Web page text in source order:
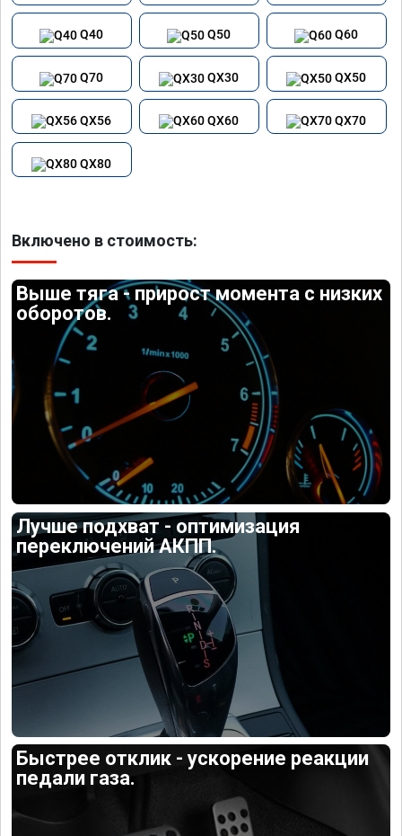
Q40 Q50 Q60
Q70 QX30 QX50
QX56 QX60 QX70
QX80
Включено в стоимость:
Выше тяга - прирост момента с низких
оборотов.
Лучше подхват - оптимизация
переключений АКПП.
Быстрее отклик - ускорение реакции
педали газа.